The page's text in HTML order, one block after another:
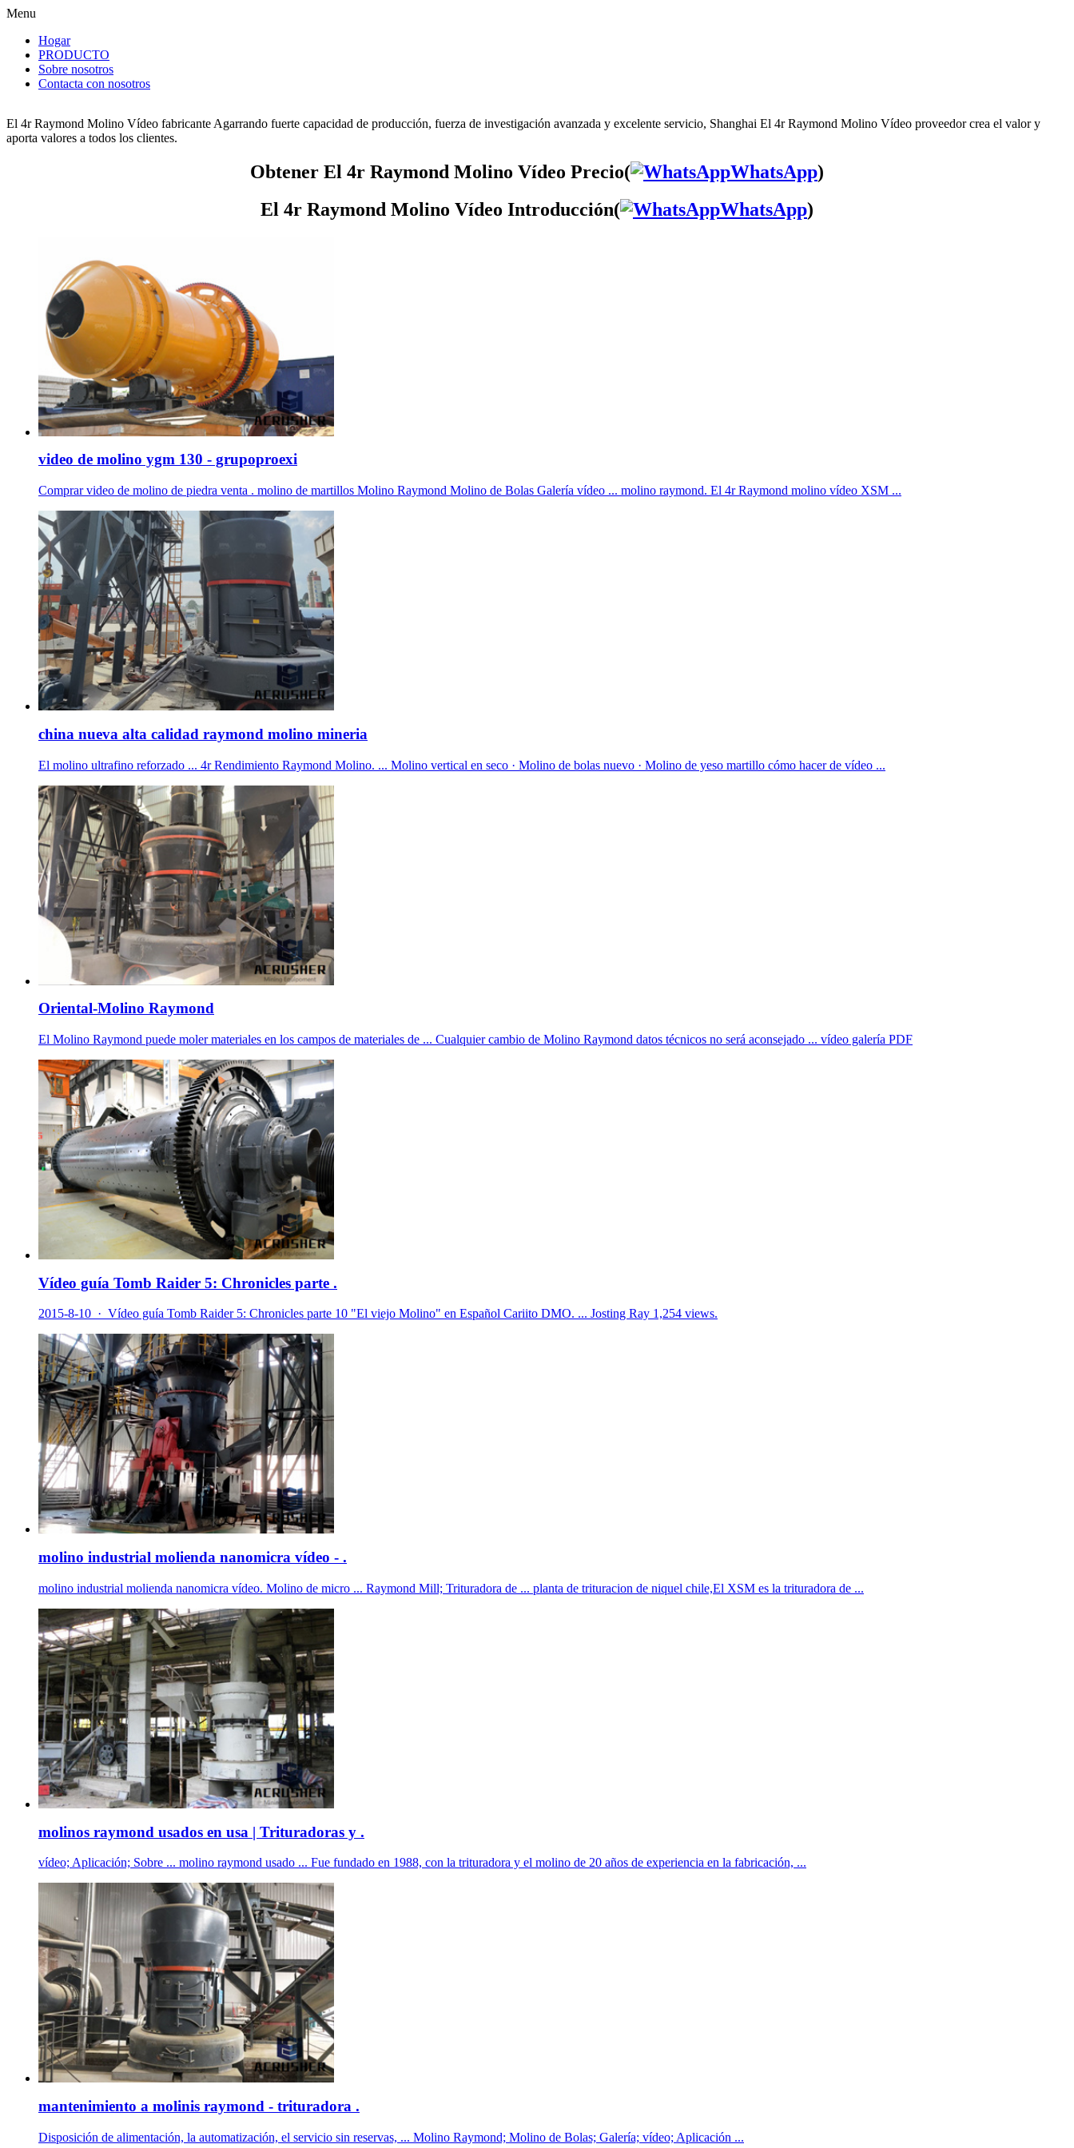
Menu
Hogar
PRODUCTO
Sobre nosotros
Contacta con nosotros
El 4r Raymond Molino Vídeo fabricante Agarrando fuerte capacidad de producción, fuerza de investigación avanzada y excelente servicio, Shanghai El 4r Raymond Molino Vídeo proveedor crea el valor y
aporta valores a todos los clientes.
Obtener El 4r Raymond Molino Vídeo Precio( WhatsApp)
El 4r Raymond Molino Vídeo Introducción(
WhatsApp)
video de molino ygm 130 - grupoproexi
Comprar video de molino de piedra venta . molino de martillos Molino Raymond Molino de Bolas Galería vídeo ... molino raymond. El 4r Raymond molino vídeo XSM ...
china nueva alta calidad raymond molino mineria
El molino ultrafino reforzado ... 4r Rendimiento Raymond Molino. ... Molino vertical en seco · Molino de bolas nuevo · Molino de yeso martillo cómo hacer de vídeo ...
Oriental-Molino Raymond
El Molino Raymond puede moler materiales en los campos de materiales de ... Cualquier cambio de Molino Raymond datos técnicos no será aconsejado ... vídeo galería PDF
Vídeo guía Tomb Raider 5: Chronicles parte .
2015-8-10 · Vídeo guía Tomb Raider 5: Chronicles parte 10 "El viejo Molino" en Español Cariito DMO. ... Josting Ray 1,254 views.
molino industrial molienda nanomicra vídeo - .
molino industrial molienda nanomicra vídeo. Molino de micro ... Raymond Mill; Trituradora de ... planta de trituracion de niquel chile,El XSM es la trituradora de ...
molinos raymond usados en usa | Trituradoras y .
vídeo; Aplicación; Sobre ... molino raymond usado ... Fue fundado en 1988, con la trituradora y el molino de 20 años de experiencia en la fabricación, ...
mantenimiento a molinis raymond - trituradora .
Disposición de alimentación, la automatización, el servicio sin reservas, ... Molino Raymond; Molino de Bolas; Galería; vídeo; Aplicación ...